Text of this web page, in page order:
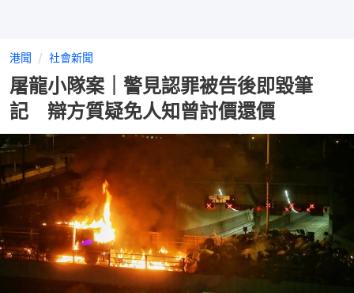
港聞 社會新聞
屠龍小隊案｜警見認罪被告後即毀筆
記 辯方質疑免人知曾討價還價